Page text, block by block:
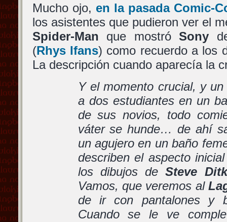
Mucho ojo, en la pasada Comic-
los asistentes que pudieron ver el
Spider-Man que mostróSony
(Rhys Ifans) como recuerdo a los
La descripción cuando aparecía la
Y el momento crucial, y
a dos estudiantes en un
de sus novios, todo
váter se hunde… de ahí
un agujero en un baño
describen el aspecto
los dibujos deSteve
Vamos, que veremos al
de ir con pantalones y
Cuando se le ve